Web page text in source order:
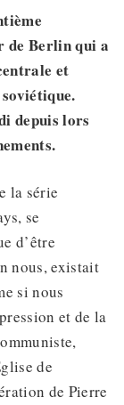
de Berlin qui a
et
depuislors
la série
se
d’être
nous, existait
si nous
et de la
de
de Pierre